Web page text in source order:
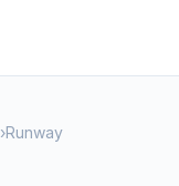
›Runway